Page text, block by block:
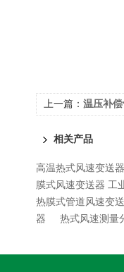
上一篇： 温压补
相关产品
高温热式风速变送
膜式风速变送器 工
热膜式管道风速变
器
热式风速测量